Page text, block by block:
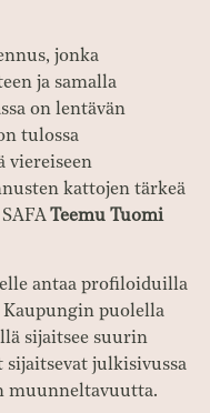
jonka
ja samalla
on lentävän
tulossa
viereiseen
kattojen tärkeä
Teemu Tuomi
antaa profiloiduilla
puolella
sijaitsee suurin
julkisivussa
muunneltavuutta.